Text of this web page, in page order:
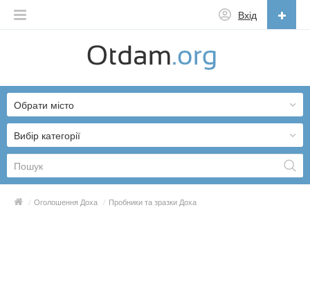
Вхід
English
Русский
Українська
Вибір категорії
Обрати місто
/ Оголошення Доха / Пробники та зразки Доха